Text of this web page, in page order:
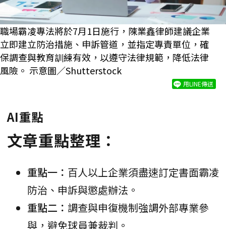
職場霸凌專法將於7月1日施行，陳業鑫律師建議企業
立即建立防治措施、申訴管道，並指定專責單位，確
保調查與教育訓練有效，以遵守法律規範，降低法律
風險。 示意圖／Shutterstock
用LINE傳送
AI重點
文章重點整理：
重點一： 百人以上企業須盡速訂定書面霸凌
防治、申訴與懲處辦法。
重點二： 調查與申復機制強調外部專業參
與，避免球員兼裁判。